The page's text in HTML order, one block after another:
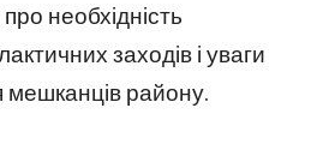
про необхідність
заходів і уваги
мешканців району.